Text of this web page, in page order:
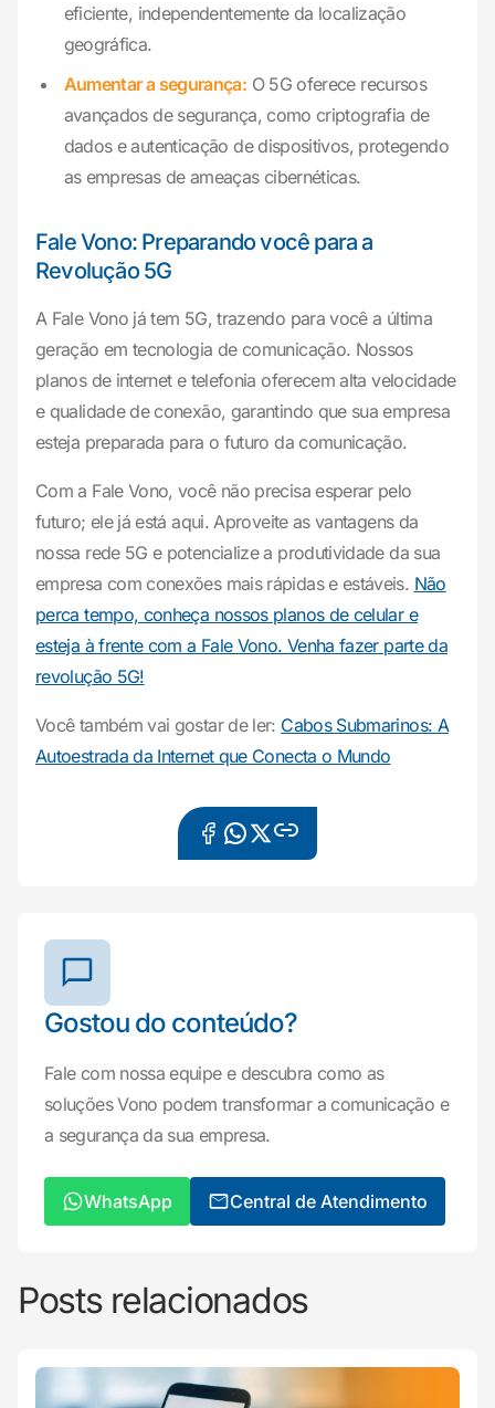
eficiente, independentemente da localização
geográfica.
Aumentar a segurança: O 5G oferece recursos
avançados de segurança, como criptografia de
dados e autenticação de dispositivos, protegendo
as empresas de ameaças cibernéticas.
Fale Vono: Preparando você para a
Revolução 5G
A Fale Vono já tem 5G, trazendo para você a última
geração em tecnologia de comunicação. Nossos
planos de internet e telefonia oferecem alta velocidade
e qualidade de conexão, garantindo que sua empresa
esteja preparada para o futuro da comunicação.
Com a Fale Vono, você não precisa esperar pelo
futuro; ele já está aqui. Aproveite as vantagens da
nossa rede 5G e potencialize a produtividade da sua
empresa com conexões mais rápidas e estáveis. Não
perca tempo, conheça nossos planos de celular e
esteja à frente com a Fale Vono. Venha fazer parte da
revolução 5G!
Você também vai gostar de ler: Cabos Submarinos: A
Autoestrada da Internet que Conecta o Mundo
Gostou do conteúdo?
Fale com nossa equipe e descubra como as
soluções Vono podem transformar a comunicação e
a segurança da sua empresa.
WhatsApp Central de Atendimento
Posts relacionados